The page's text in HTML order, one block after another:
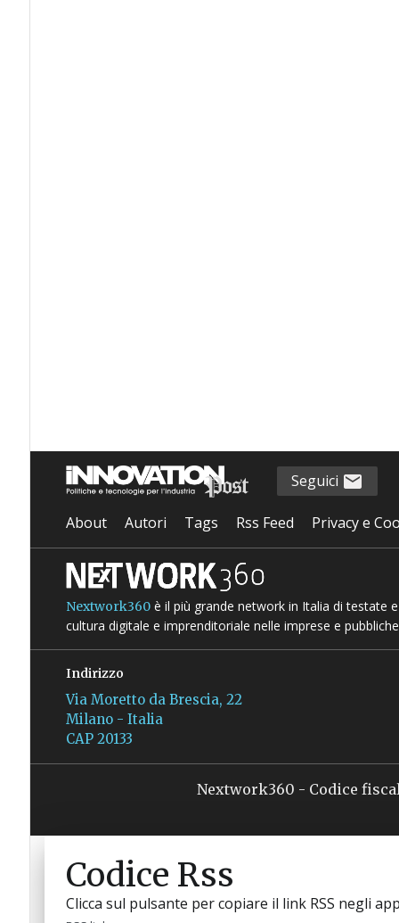
Seguici
About Autori Tags Rss Feed Privacy e
Nextwork360è il più grande network in Italia di testate
cultura digitale e imprenditoriale nelle imprese e
Indirizzo
Via Moretto da Brescia, 22
Milano - Italia
CAP 20133
Nextwork360 - Codice
Codice Rss
Clicca sul pulsante per copiare il link RSS negli